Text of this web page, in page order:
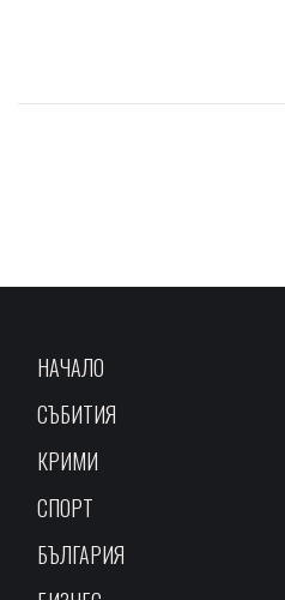
НАЧАЛО
СЪБИТИЯ
КРИМИ
СПОРТ
БЪЛГАРИЯ